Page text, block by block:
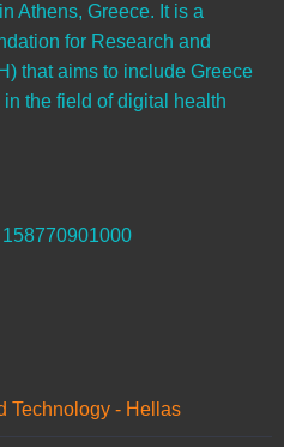
Athens, Greece. It is a
for Research and
that aims to include Greece
the field of digital health
Technology - Hellas